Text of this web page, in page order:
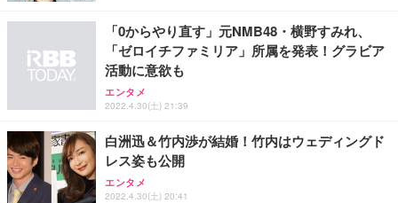
「0からやり直す」元NMB48・横野すみれ、
「ゼロイチファミリア」所属を発表！グラビア
活動に意欲も
エンタメ
2022.4.30(土) 21:39
白洲迅＆竹内渉が結婚！竹内はウェディングド
レス姿も公開
エンタメ
2022.4.30(土) 20:41